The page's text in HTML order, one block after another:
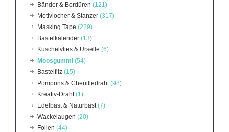
Bänder & Bordüren (121)
Motivlocher & Stanzer (317)
Masking Tape (229)
Bastelkalender (13)
Kuschelvlies & Urselle (6)
Moosgummi (54)
Bastelfilz (15)
Pompons & Chenilledraht(98)
Kreativ-Draht(1)
Edelbast & Naturbast(7)
Wackelaugen (20)
Folien (44)